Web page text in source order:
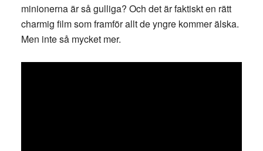
minionerna är så gulliga? Och det är faktiskt en rätt
charmig film som framför allt de yngre kommer älska.
Men inte så mycket mer.